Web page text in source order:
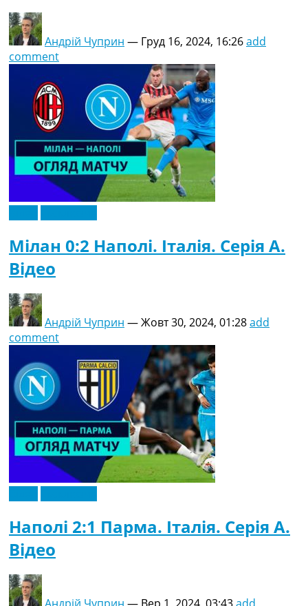
Андрій Чуприн — Груд 16, 2024, 16:26add
comment
Мілан 0:2 Наполі. Італія. Серія A.
Відео
Андрій Чуприн —Жовт 30, 2024, 01:28add
comment
Наполі 2:1 Парма. Італія. Серія A.
Відео